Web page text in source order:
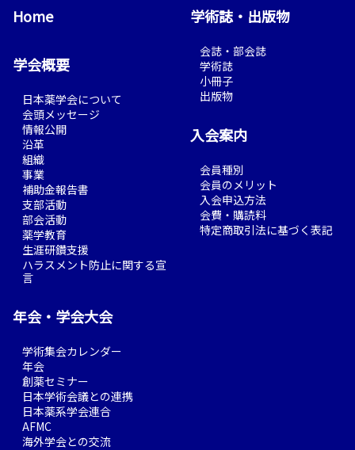
Home
学会概要
日本薬学会について
会頭メッセージ
情報公開
沿革
組織
事業
補助金報告書
支部活動
部会活動
薬学教育
生涯研鑽支援
ハラスメント防止に関する宣
言
年会・学会大会
学術集会カレンダー
年会
創薬セミナー
日本学術会議との連携
日本薬系学会連合
AFMC
海外学会との交流
学術誌・出版物
会誌・部会誌
学術誌
小冊子
出版物
入会案内
会員種別
会員のメリット
入会申込方法
会費・購読料
特定商取引法に基づく表記